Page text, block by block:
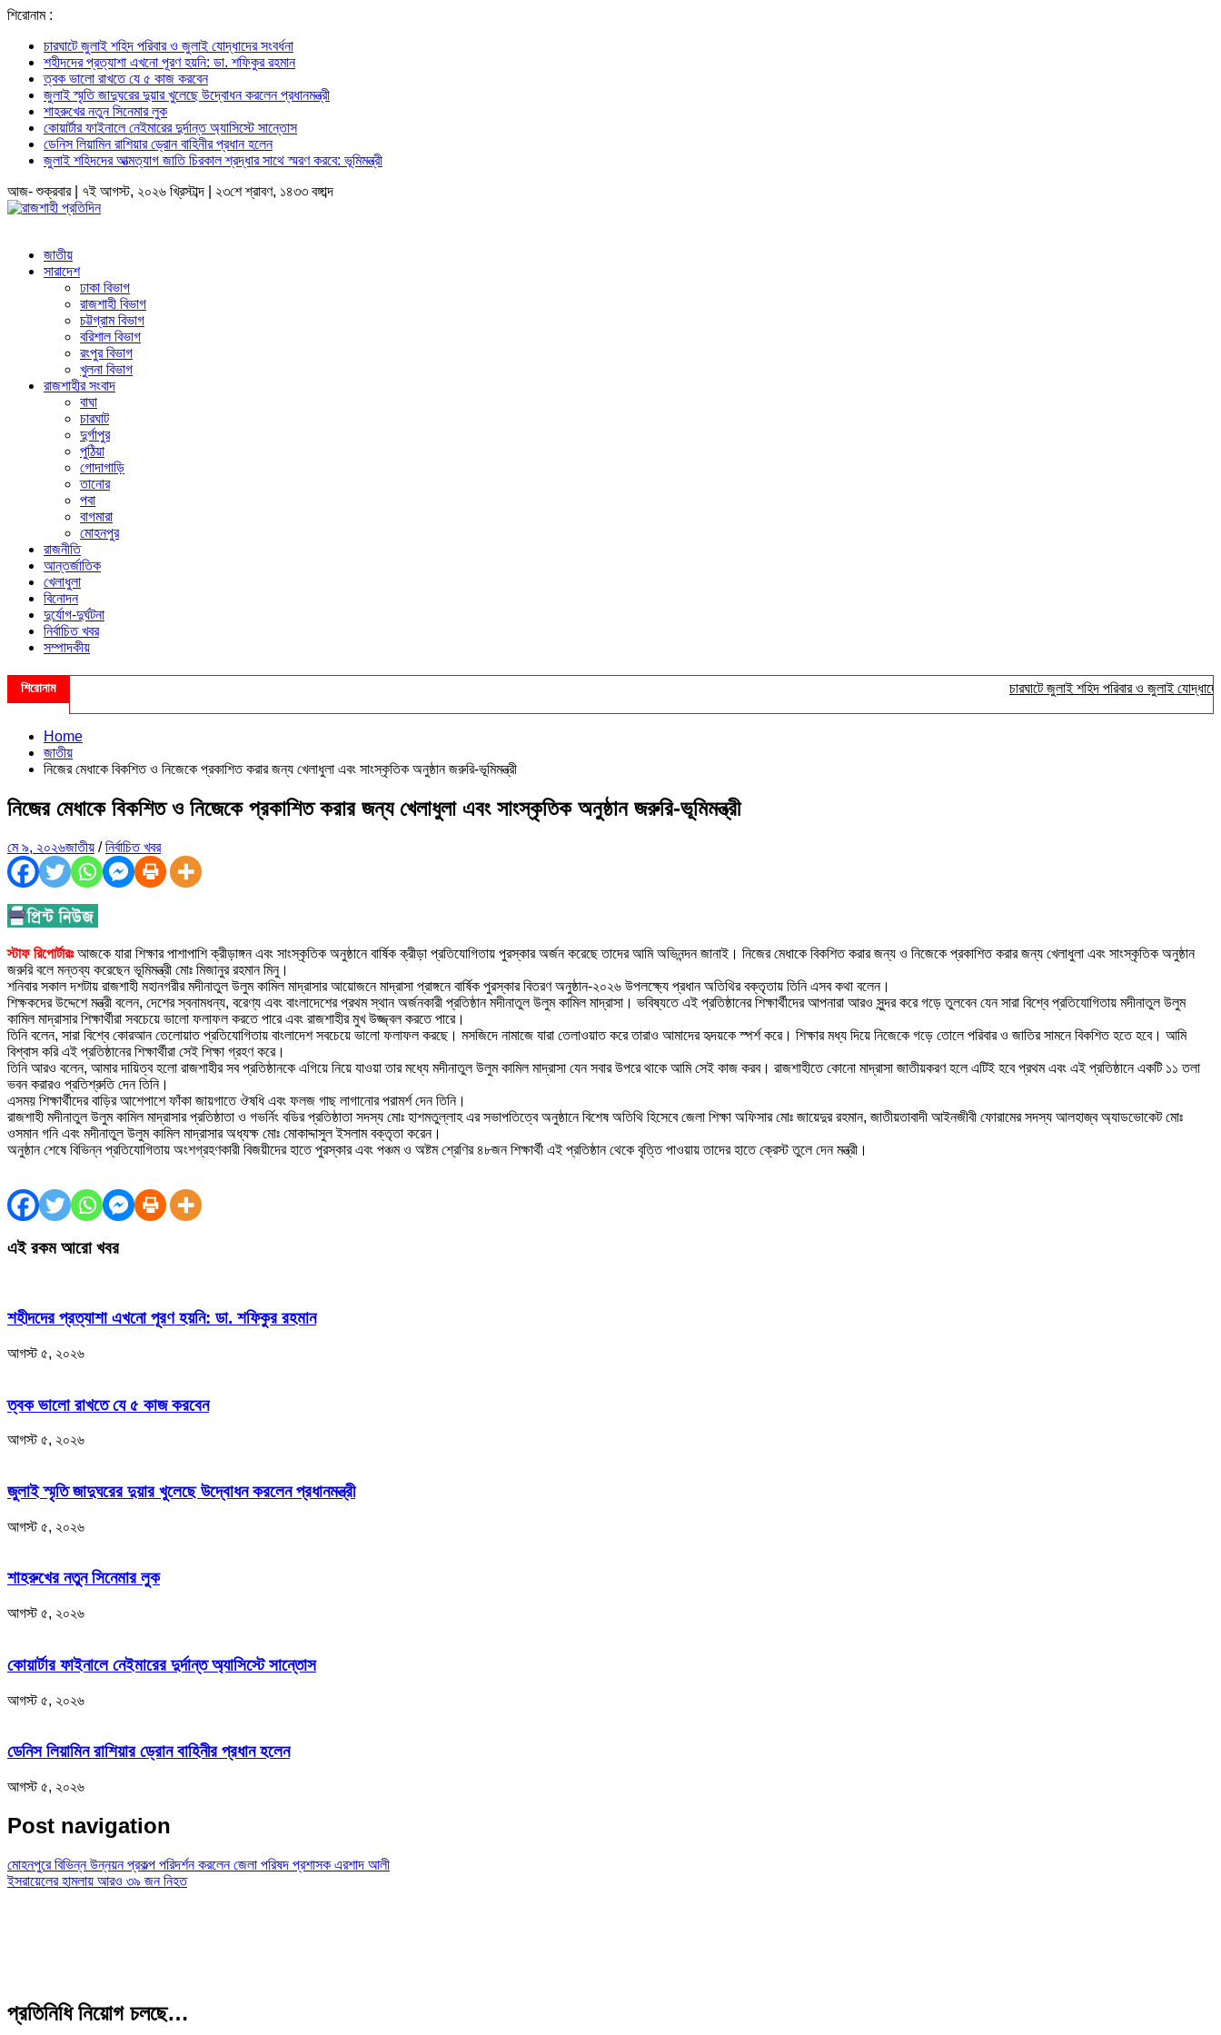
শিরোনাম :
চারঘাটে জুলাই শহিদ পরিবার ও জুলাই যোদ্ধাদের সংবর্ধনা
শহীদদের প্রত্যাশা এখনো পূরণ হয়নি: ডা. শফিকুর রহমান
ত্বক ভালো রাখতে যে ৫ কাজ করবেন
জুলাই স্মৃতি জাদুঘরের দুয়ার খুলেছে উদ্বোধন করলেন প্রধানমন্ত্রী
শাহরুখের নতুন সিনেমার লুক
কোয়ার্টার ফাইনালে নেইমারের দুর্দান্ত অ্যাসিস্টে সান্তোস
ডেনিস লিয়ামিন রাশিয়ার ড্রোন বাহিনীর প্রধান হলেন
জুলাই শহিদদের আত্মত্যাগ জাতি চিরকাল শ্রদ্ধার সাথে স্মরণ করবে: ভূমিমন্ত্রী
আজ- শুক্রবার | ৭ই আগস্ট, ২০২৬ খ্রিস্টাব্দ | ২৩শে শ্রাবণ, ১৪৩৩ বঙ্গাব্দ
জাতীয়
সারাদেশ
ঢাকা বিভাগ
রাজশাহী বিভাগ
চট্টগ্রাম বিভাগ
বরিশাল বিভাগ
রংপুর বিভাগ
খুলনা বিভাগ
রাজশাহীর সংবাদ
বাঘা
চারঘাট
দুর্গাপুর
পুঠিয়া
গোদাগাড়ি
তানোর
পবা
বাগমারা
মোহনপুর
রাজনীতি
আন্তর্জাতিক
খেলাধুলা
বিনোদন
দুর্যোগ-দুর্ঘটনা
নির্বাচিত খবর
সম্পাদকীয়
শিরোনাম চারঘাটে জুলাই শহিদ পরিবার ও জুলাই যোদ্ধাদের
Home
জাতীয়
নিজের মেধাকে বিকশিত ও নিজেকে প্রকাশিত করার জন্য খেলাধুলা এবং সাংস্কৃতিক অনুষ্ঠান জরুরি-ভূমিমন্ত্রী
নিজের মেধাকে বিকশিত ও নিজেকে প্রকাশিত করার জন্য খেলাধুলা এবং সাংস্কৃতিক অনুষ্ঠান জরুরি-ভূমিমন্ত্রী
মে ৯, ২০২৬জাতীয় /নির্বাচিত খবর
স্টাফ রিপোর্টারঃ আজকে যারা শিক্ষার পাশাপাশি ক্রীড়াঙ্গন এবং সাংস্কৃতিক অনুষ্ঠানে বার্ষিক ক্রীড়া প্রতিযোগিতায় পুরস্কার অর্জন করেছে তাদের আমি অভিনন্দন জানাই। নিজের মেধাকে বিকশিত করার জন্য ও নিজেকে প্রকাশিত করার জন্য খেলাধুলা এবং সাংস্কৃতিক অনুষ্ঠান
জরুরি বলে মন্তব্য করেছেন ভূমিমন্ত্রী মোঃ মিজানুর রহমান মিনু।
শনিবার সকাল দশটায় রাজশাহী মহানগরীর মদীনাতুল উলুম কামিল মাদ্রাসার আয়োজনে মাদ্রাসা প্রাঙ্গনে বার্ষিক পুরস্কার বিতরণ অনুষ্ঠান-২০২৬ উপলক্ষ্যে প্রধান অতিথির বক্তৃতায় তিনি এসব কথা বলেন।
শিক্ষকদের উদ্দেশে মন্ত্রী বলেন, দেশের স্বনামধন্য, বরেণ্য এবং বাংলাদেশের প্রথম স্থান অর্জনকারী প্রতিষ্ঠান মদীনাতুল উলুম কামিল মাদ্রাসা। ভবিষ্যতে এই প্রতিষ্ঠানের শিক্ষার্থীদের আপনারা আরও সুন্দর করে গড়ে তুলবেন যেন সারা বিশ্বে প্রতিযোগিতায় মদীনাতুল উলুম
কামিল মাদ্রাসার শিক্ষার্থীরা সবচেয়ে ভালো ফলাফল করতে পারে এবং রাজশাহীর মুখ উজ্জ্বল করতে পারে।
তিনি বলেন, সারা বিশ্বে কোরআন তেলোয়াত প্রতিযোগিতায় বাংলাদেশ সবচেয়ে ভালো ফলাফল করছে। মসজিদে নামাজে যারা তেলাওয়াত করে তারাও আমাদের হৃদয়কে স্পর্শ করে। শিক্ষার মধ্য দিয়ে নিজেকে গড়ে তোলে পরিবার ও জাতির সামনে বিকশিত হতে হবে। আমি
বিশ্বাস করি এই প্রতিষ্ঠানের শিক্ষার্থীরা সেই শিক্ষা গ্রহণ করে।
তিনি আরও বলেন, আমার দায়িত্ব হলো রাজশাহীর সব প্রতিষ্ঠানকে এগিয়ে নিয়ে যাওয়া তার মধ্যে মদীনাতুল উলুম কামিল মাদ্রাসা যেন সবার উপরে থাকে আমি সেই কাজ করব। রাজশাহীতে কোনো মাদ্রাসা জাতীয়করণ হলে এটিই হবে প্রথম এবং এই প্রতিষ্ঠানে একটি ১১ তলা
ভবন করারও প্রতিশ্রুতি দেন তিনি।
এসময় শিক্ষার্থীদের বাড়ির আশেপাশে ফাঁকা জায়গাতে ঔষধি এবং ফলজ গাছ লাগানোর পরামর্শ দেন তিনি।
রাজশাহী মদীনাতুল উলুম কামিল মাদ্রাসার প্রতিষ্ঠাতা ও গভর্নিং বডির প্রতিষ্ঠাতা সদস্য মোঃ হাশমতুল্লাহ এর সভাপতিত্বে অনুষ্ঠানে বিশেষ অতিথি হিসেবে জেলা শিক্ষা অফিসার মোঃ জায়েদুর রহমান, জাতীয়তাবাদী আইনজীবী ফোরামের সদস্য আলহাজ্ব অ্যাডভোকেট মোঃ
ওসমান গনি এবং মদীনাতুল উলুম কামিল মাদ্রাসার অধ্যক্ষ মোঃ মোকাদ্দাসুল ইসলাম বক্তৃতা করেন।
অনুষ্ঠান শেষে বিভিন্ন প্রতিযোগিতায় অংশগ্রহণকারী বিজয়ীদের হাতে পুরস্কার এবং পঞ্চম ও অষ্টম শ্রেণির ৪৮জন শিক্ষার্থী এই প্রতিষ্ঠান থেকে বৃত্তি পাওয়ায় তাদের হাতে ক্রেস্ট তুলে দেন মন্ত্রী।
এই রকম আরো খবর
শহীদদের প্রত্যাশা এখনো পূরণ হয়নি: ডা. শফিকুর রহমান
আগস্ট ৫, ২০২৬
ত্বক ভালো রাখতে যে ৫ কাজ করবেন
আগস্ট ৫, ২০২৬
জুলাই স্মৃতি জাদুঘরের দুয়ার খুলেছে উদ্বোধন করলেন প্রধানমন্ত্রী
আগস্ট ৫, ২০২৬
শাহরুখের নতুন সিনেমার লুক
আগস্ট ৫, ২০২৬
কোয়ার্টার ফাইনালে নেইমারের দুর্দান্ত অ্যাসিস্টে সান্তোস
আগস্ট ৫, ২০২৬
ডেনিস লিয়ামিন রাশিয়ার ড্রোন বাহিনীর প্রধান হলেন
আগস্ট ৫, ২০২৬
Post navigation
মোহনপুরে বিভিন্ন উন্নয়ন প্রকল্প পরিদর্শন করলেন জেলা পরিষদ প্রশাসক এরশাদ আলী
ইসরায়েলের হামলায় আরও ৩৯ জন নিহত
প্রতিনিধি নিয়োগ চলছে…